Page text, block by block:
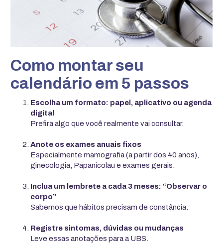
Como montar seu
calendário em 5 passos
Escolha um formato: papel, aplicativo ou agenda
digital
Prefira algo que você realmente vai consultar.
Anote os exames anuais fixos
Especialmente mamografia (a partir dos 40 anos),
ginecologia, Papanicolau e exames gerais.
Inclua um lembrete a cada 3 meses: “Observar o
corpo”
Sabemos que hábitos precisam de constância.
Registre sintomas, dúvidas ou mudanças
Leve essas anotações para a UBS.